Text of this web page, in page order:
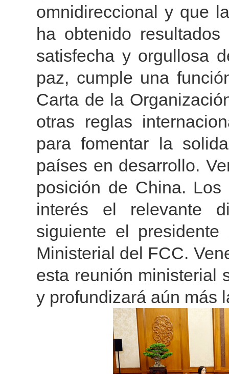
omnidireccional y que
ha obtenido
satisfecha y orgullosa
paz, cumple una
Carta de la
otras reglas
para fomentar la
países en desarrollo.
posición de China.
interés el relevante
siguiente el
Ministerial del FCC.
esta reunión ministerial
y profundizará aún más